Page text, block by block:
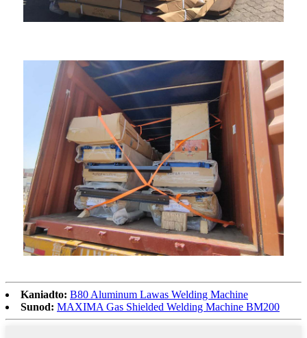
Kaniadto: B80 Aluminum Lawas Welding Machine
Sunod: MAXIMA Gas Shielded Welding Machine BM200